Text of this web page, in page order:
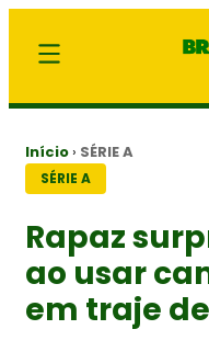
Início › SÉRIE A
SÉRIE A
Rapaz
ao usar
em traje